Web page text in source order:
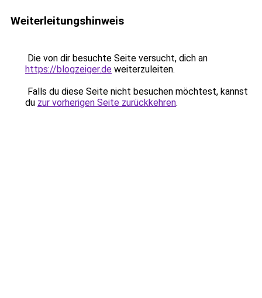
Weiterleitungshinweis
Die von dir besuchte Seite versucht, dich an
https://blogzeiger.de weiterzuleiten.
Falls du diese Seite nicht besuchen möchtest, kannst
du zur vorherigen Seite zurückkehren.